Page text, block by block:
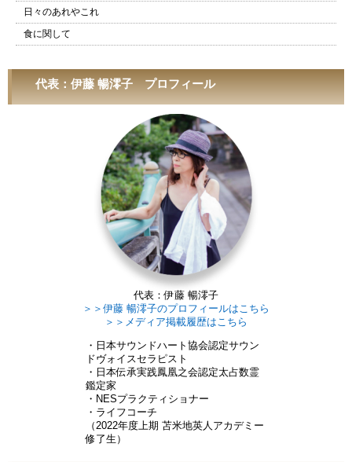
日々のあれやこれ
食に関して
代表：伊藤 暢澪子 プロフィール
代表：伊藤 暢澪子
＞＞伊藤 暢澪子のプロフィールはこちら
＞＞メディア掲載履歴はこちら
・日本サウンドハート協会認定サウン
ドヴォイスセラピスト
・日本伝承実践鳳凰之会認定太占数霊
鑑定家
・NESプラクティショナー
・ライフコーチ
（2022年度上期 苫米地英人アカデミー
修了生）